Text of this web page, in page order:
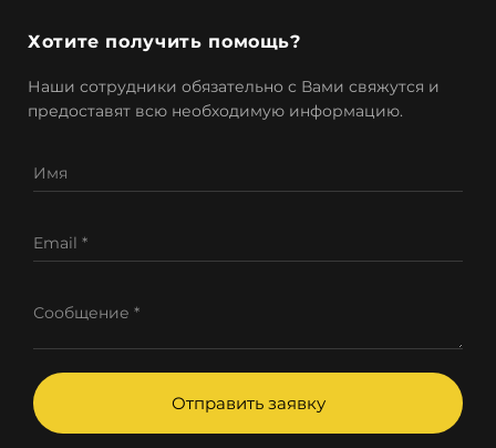
Хотите получить помощь?
Наши сотрудники обязательно с Вами свяжутся и
предоставят всю необходимую информацию.
Имя
Email *
Сообщение *
Отправить заявку